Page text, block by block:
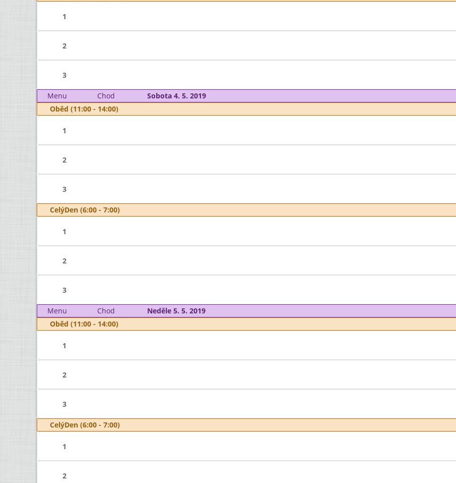
1
2
3
Menu Chod
Sobota 4. 5. 2019
Oběd (11:00 - 14:00)
1
2
3
CelýDen (6:00 - 7:00)
1
2
3
Menu Chod
Neděle 5. 5. 2019
Oběd (11:00 - 14:00)
1
2
3
CelýDen (6:00 - 7:00)
1
2